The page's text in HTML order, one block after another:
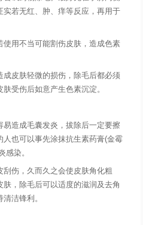
若无红、肿、痒等反应，再用于
使用不当可能割伤皮肤，造成色素
皮肤轻微的损伤，除毛后都必须
受伤后如意产生色素沉淀。
造成毛囊发炎，拔除后一定要擦
也可以事先涂抹抗生素药膏(金霉
感染。
伤，久而久之会使皮肤角化粗
，除毛后可以适度的滋润及去角
洁锋利。